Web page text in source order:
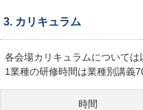
3. カリキュラム
各会場カリキュラムについて
1業種の研修時間は業種別講義
時間